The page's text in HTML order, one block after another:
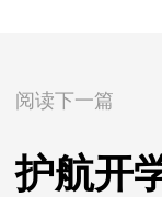
阅读下一篇
护航开